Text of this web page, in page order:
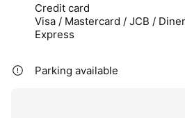
Credit card
Visa / Mastercard / JCB /
Express
Parking available